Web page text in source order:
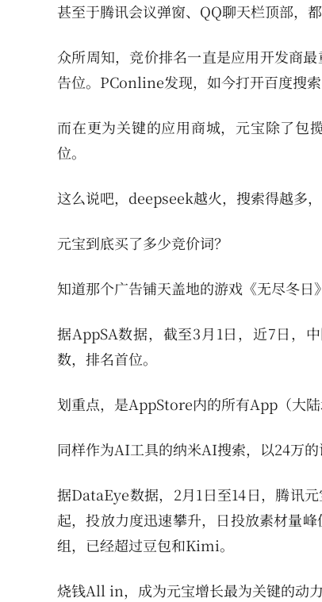
甚至于腾讯会议弹窗、QQ聊天栏顶部，
众所周知，竞价排名一直是应用开发商
告位。PConline发现，如今打开百度搜
而在更为关键的应用商城，元宝除了
位。
这么说吧，deepseek越火，搜索得越多
元宝到底买了多少竞价词？
知道那个广告铺天盖地的游戏《无尽冬日
据AppSA数据，截至3月1日，近7日，
数，排名首位。
划重点，是AppStore内的所有App（大陆
同样作为AI工具的纳米AI搜索，以24万
据DataEye数据，2月1日至14日，腾讯
起，投放力度迅速攀升，日投放素材量
组，已经超过豆包和Kimi。
烧钱All in，成为元宝增长最为关键的动力